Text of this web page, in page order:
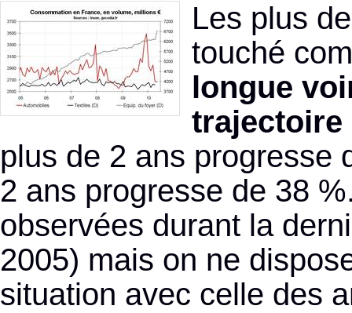
Les plus
touché
longue
trajectoire
plus de 2 ans progresse
2 ans progresse de 38
observées durant la
2005) mais on ne
situation avec celle des